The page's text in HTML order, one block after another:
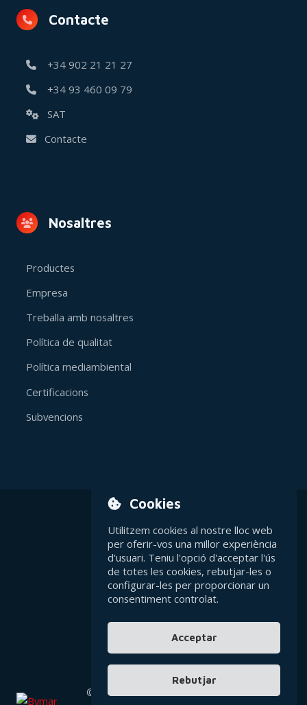
Contacte
+34 902 21 21 27
+34 93 460 09 79
SAT
Contacte
Nosaltres
Productes
Empresa
Treballa amb nosaltres
Política de qualitat
Política mediambiental
Certificacions
Subvencions
Avís legal
Política de privacitat
Política de cookies
Contacte general
©2026 Bymar-Park S.L.
Cookies
Utilitzem cookies al nostre lloc web
per oferir-vos una millor experiència
d'usuari. Teniu l'opció d'acceptar l'ús
de totes les cookies, rebutjar-les o
configurar-les per proporcionar un
consentiment controlat.
Rebutjar
Acceptar